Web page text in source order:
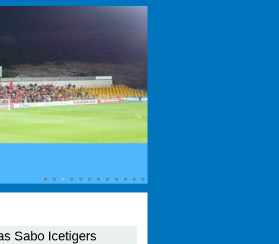
Sabo Icetigers